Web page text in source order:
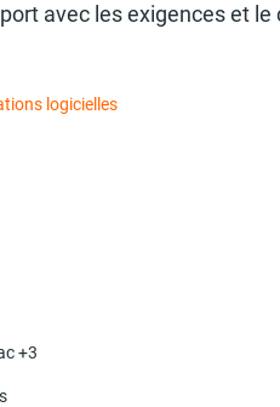
avec les exigences et
logicielles
+3